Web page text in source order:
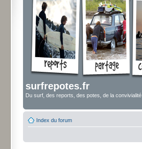
surfrepotes.fr
Du surf, des reports, des potes, de la convivialité
Index du forum